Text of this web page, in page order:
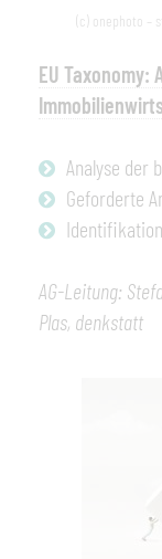
(c) onephoto –
EU Taxonomy:
Analyse der
Geforderte
AG-Leitung:
Plas, denkstatt